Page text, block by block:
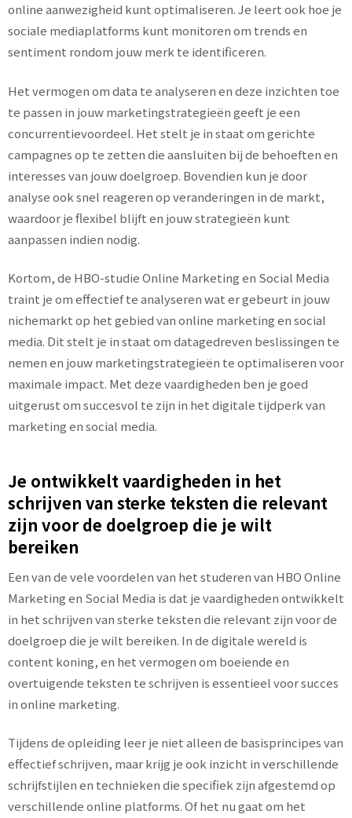
online aanwezigheid kunt optimaliseren. Je leert ook hoe je
sociale mediaplatforms kunt monitoren om trends en
sentiment rondom jouw merk te identificeren.
Het vermogen om data te analyseren en deze inzichten toe
te passen in jouw marketingstrategieën geeft je een
concurrentievoordeel. Het stelt je in staat om gerichte
campagnes op te zetten die aansluiten bij de behoeften en
interesses van jouw doelgroep. Bovendien kun je door
analyse ook snel reageren op veranderingen in de markt,
waardoor je flexibel blijft en jouw strategieën kunt
aanpassen indien nodig.
Kortom, de HBO-studie Online Marketing en Social Media
traint je om effectief te analyseren wat er gebeurt in jouw
nichemarkt op het gebied van online marketing en social
media. Dit stelt je in staat om datagedreven beslissingen te
nemen en jouw marketingstrategieën te optimaliseren voor
maximale impact. Met deze vaardigheden ben je goed
uitgerust om succesvol te zijn in het digitale tijdperk van
marketing en social media.
Je ontwikkelt vaardigheden in het
schrijven van sterke teksten die relevant
zijn voor de doelgroep die je wilt
bereiken
Een van de vele voordelen van het studeren van HBO Online
Marketing en Social Media is dat je vaardigheden ontwikkelt
in het schrijven van sterke teksten die relevant zijn voor de
doelgroep die je wilt bereiken. In de digitale wereld is
content koning, en het vermogen om boeiende en
overtuigende teksten te schrijven is essentieel voor succes
in online marketing.
Tijdens de opleiding leer je niet alleen de basisprincipes van
effectief schrijven, maar krijg je ook inzicht in verschillende
schrijfstijlen en technieken die specifiek zijn afgestemd op
verschillende online platforms. Of het nu gaat om het